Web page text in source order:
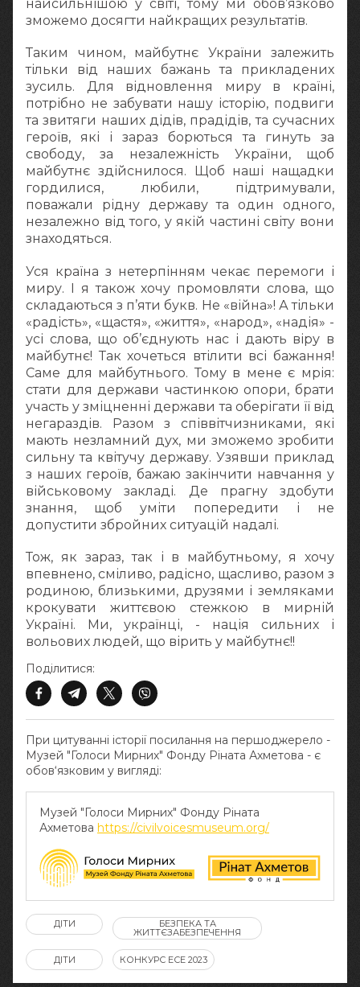
найсильнішою у світі, тому ми обов’язково
зможемо досягти найкращих результатів.
Таким чином, майбутнє України залежить
тільки від наших бажань та прикладених
зусиль. Для відновлення миру в країні,
потрібно не забувати нашу історію, подвиги
та звитяги наших дідів, прадідів, та сучасних
героїв, які і зараз борються та гинуть за
свободу, за незалежність України, щоб
майбутнє здійснилося. Щоб наші нащадки
гордилися, любили, підтримували,
поважали рідну державу та один одного,
незалежно від того, у якій частині світу вони
знаходяться.
Уся країна з нетерпінням чекає перемоги і
миру. І я також хочу промовляти слова, що
складаються з п’яти букв. Не «війна»! А тільки
«радість», «щастя», «життя», «народ», «надія» -
усі слова, що об’єднують нас і дають віру в
майбутнє! Так хочеться втілити всі бажання!
Саме для майбутнього. Тому в мене є мрія:
стати для держави частинкою опори, брати
участь у зміцненні держави та оберігати її від
негараздів. Разом з співвітчизниками, які
мають незламний дух, ми зможемо зробити
сильну та квітучу державу. Узявши приклад
з наших героїв, бажаю закінчити навчання у
військовому закладі. Де прагну здобути
знання, щоб уміти попередити і не
допустити збройних ситуацій надалі.
Тож, як зараз, так і в майбутньому, я хочу
впевнено, сміливо, радісно, щасливо, разом з
родиною, близькими, друзями і земляками
крокувати життєвою стежкою в мирній
Україні. Ми, українці, - нація сильних і
вольових людей, що вірить у майбутнє!!
При цитуванні історії посилання на першоджерело -
Музей "Голоси Мирних" Фонду Ріната Ахметова - є
обов‘язковим у вигляді:
Музей "Голоси Мирних" Фонду Ріната
Ахметова https://civilvoicesmuseum.org/
Поділитися:
ДІТИ БЕЗПЕКА ТА
ЖИТТЄЗАБЕЗПЕЧЕННЯ
ДІТИ КОНКУРС ЕСЕ 2023